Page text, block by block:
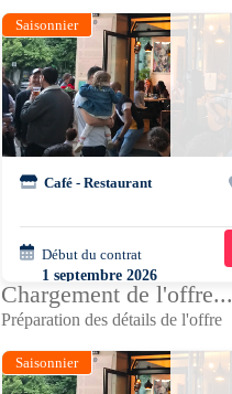
Saisonnier
Café - Restaurant
Début du contrat
1 septembre 2026
Chargement de l'offre...
Préparation des détails de l'offre
Saisonnier